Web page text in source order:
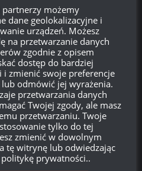
TANKS
Kolczatka – opis i screeny
2026
TANKS
63TP Rycerski – opis i screeny
2026
TANKS
Donnola – opis i screeny
partnerzy możemy
dane geolokalizacyjne i
urządzeń. Możesz
na przetwarzanie danych
zgodnie z opisem
dostęp do bardziej
i zmienić swoje preferencje
odmówić jej wyrażenia.
przetwarzania danych
Twojej zgody, ale masz
przetwarzaniu. Twoje
tylko do tej
zmienić w dowolnym
tę witrynę lub odwiedzając
prywatności..